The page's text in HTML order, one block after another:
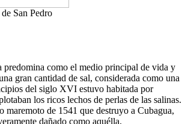
San Pedro
predomina como el medio principal de vida y
gran cantidad de sal, considerada como una
del siglo XVI estuvo habitada por
los ricos lechos de perlas de las salinas.
maremoto de 1541 que destruyo a Cubagua,
dañado como aquélla.